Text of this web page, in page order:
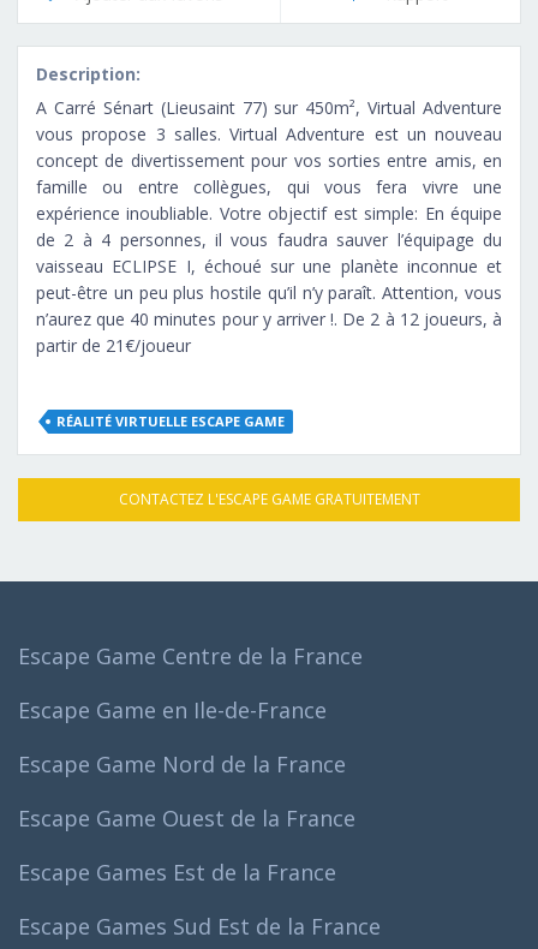
Description:
A Carré Sénart (Lieusaint 77) sur 450m², Virtual Adventure
vous propose 3 salles. Virtual Adventure est un nouveau
concept de divertissement pour vos sorties entre amis, en
famille ou entre collègues, qui vous fera vivre une
expérience inoubliable. Votre objectif est simple: En équipe
de 2 à 4 personnes, il vous faudra sauver l’équipage du
vaisseau ECLIPSE I, échoué sur une planète inconnue et
peut-être un peu plus hostile qu’il n’y paraît. Attention, vous
n’aurez que 40 minutes pour y arriver !. De 2 à 12 joueurs, à
partir de 21€/joueur
RÉALITÉ VIRTUELLE ESCAPE GAME
CONTACTEZ L'ESCAPE GAME GRATUITEMENT
Escape Game Centre de la France
Escape Game en Ile-de-France
Escape Game Nord de la France
Escape Game Ouest de la France
Escape Games Est de la France
Escape Games Sud Est de la France